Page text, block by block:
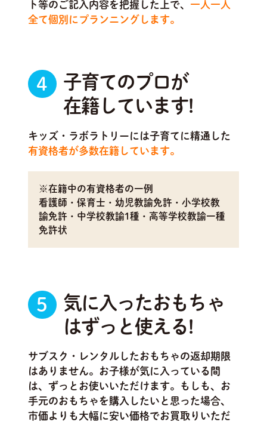
ト等のご記入内容を把握した上で、 一人一人
全て個別にプランニングします。
4
子育てのプロが
在籍しています!
キッズ・ラボラトリーには子育てに精通した
有資格者が多数在籍しています。
※在籍中の有資格者の一例
看護師・保育士・幼児教諭免許・小学校教
諭免許・中学校教諭1種・高等学校教諭一種
免許状
5
気に入ったおもちゃ
はずっと使える!
サブスク・レンタルしたおもちゃの返却期限
はありません。お子様が気に入っている間
は、ずっとお使いいただけます。もしも、お
手元のおもちゃを購入したいと思った場合、
市価よりも大幅に安い価格でお買取りいただ